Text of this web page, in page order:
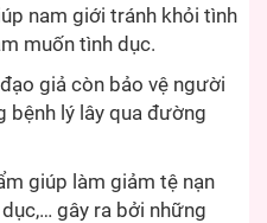
nam giới tránh khỏi tình
muốn tình dục.
giả còn bảo vệ người
bệnh lý lây qua đường
giúp làm giảm tệ nạn
gây ra bởi những